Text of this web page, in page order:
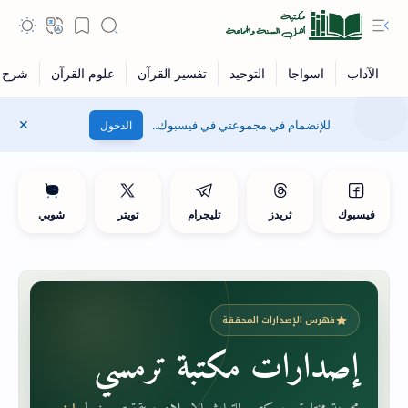
للإنضمام في مجموعتي في فيسبوك.. الدخول
فيسبوك ثريدز تليجرام تويتر شوبي
فهرس الإصدارات المحققة
إصدارات مكتبة ترمسي